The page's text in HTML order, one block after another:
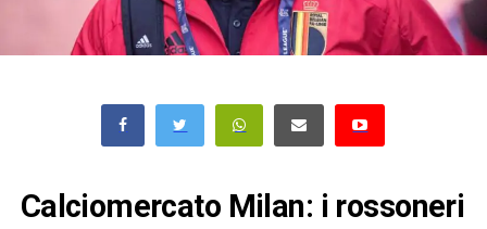
Calciomercato Milan: i rossoneri